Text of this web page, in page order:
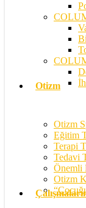
Otizm
Otizm
Eğitim
Terapi
Tedavi
Önemli
Otizm